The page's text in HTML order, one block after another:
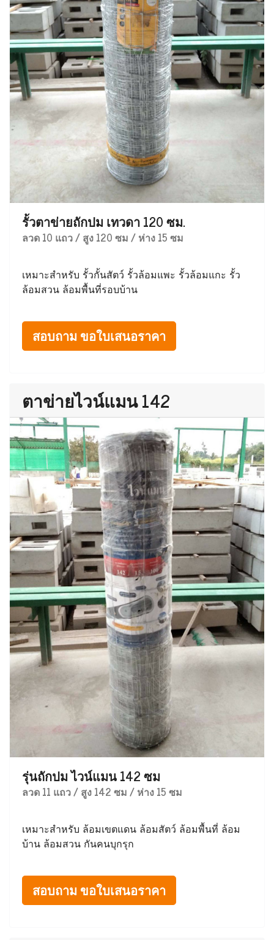
รั้วตาข่ายถักปม เทวดา 120 ซม.
ลวด 10 แถว / สูง 120 ซม / ห่าง 15 ซม
เหมาะสำหรับ รั้วกั้นสัตว์ รั้วล้อมแพะ รั้วล้อมแกะ รั้ว
ล้อมสวน ล้อมพื้นที่รอบบ้าน
สอบถาม ขอใบเสนอราคา
ตาข่ายไวน์แมน 142
รุ่นถักปม ไวน์แมน 142 ซม
ลวด 11 แถว / สูง 142 ซม / ห่าง 15 ซม
เหมาะสำหรับ ล้อมเขตแดน ล้อมสัตว์ ล้อมพื้นที่ ล้อม
บ้าน ล้อมสวน กันคนบุกรุก
สอบถาม ขอใบเสนอราคา